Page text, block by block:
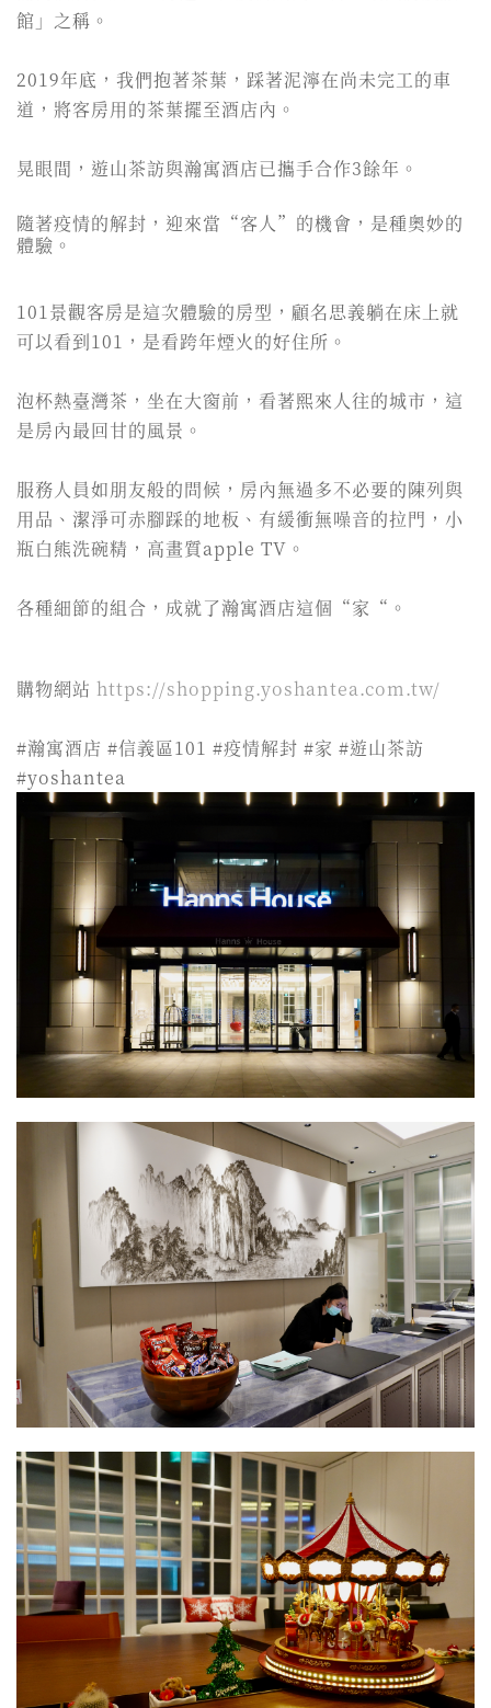
館」之稱。
2019年底，我們抱著茶葉，踩著泥濘在尚未完工的車
道，將客房用的茶葉擺至酒店內。
晃眼間，遊山茶訪與瀚寓酒店已攜手合作3餘年。
隨著疫情的解封，迎來當“客人”的機會，是種奧妙的
體驗。
101景觀客房是這次體驗的房型，顧名思義躺在床上就
可以看到101，是看跨年煙火的好住所。
泡杯熱臺灣茶，坐在大窗前，看著熙來人往的城市，這
是房內最回甘的風景。
服務人員如朋友般的問候，房內無過多不必要的陳列與
用品、潔淨可赤腳踩的地板、有緩衝無噪音的拉門，小
瓶白熊洗碗精，高畫質apple TV。
各種細節的組合，成就了瀚寓酒店這個“家“。
購物網站 https://shopping.yoshantea.com.tw/
#瀚寓酒店 #信義區101 #疫情解封 #家 #遊山茶訪
#yoshantea